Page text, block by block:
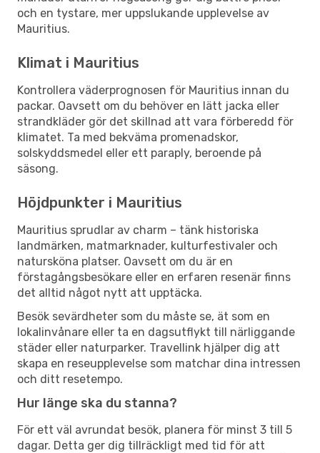
och en tystare, mer uppslukande upplevelse av
Mauritius.
Klimat i Mauritius
Kontrollera väderprognosen för Mauritius innan du
packar. Oavsett om du behöver en lätt jacka eller
strandkläder gör det skillnad att vara förberedd för
klimatet. Ta med bekväma promenadskor,
solskyddsmedel eller ett paraply, beroende på
säsong.
Höjdpunkter i Mauritius
Mauritius sprudlar av charm – tänk historiska
landmärken, matmarknader, kulturfestivaler och
natursköna platser. Oavsett om du är en
förstagångsbesökare eller en erfaren resenär finns
det alltid något nytt att upptäcka.
Besök sevärdheter som du måste se, ät som en
lokalinvånare eller ta en dagsutflykt till närliggande
städer eller naturparker. Travellink hjälper dig att
skapa en reseupplevelse som matchar dina intressen
och ditt resetempo.
Hur länge ska du stanna?
För ett väl avrundat besök, planera för minst 3 till 5
dagar. Detta ger dig tillräckligt med tid för att